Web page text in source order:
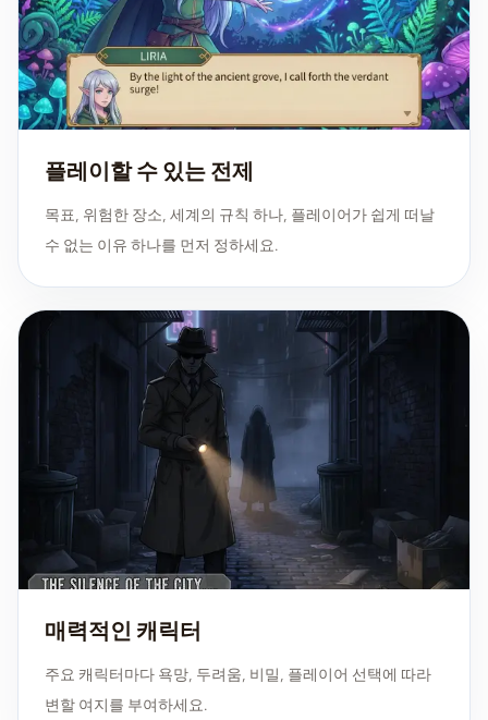
플레이할 수 있는 전제
목표, 위험한 장소, 세계의 규칙 하나, 플레이어가 쉽게 떠날
수 없는 이유 하나를 먼저 정하세요.
매력적인 캐릭터
주요 캐릭터마다 욕망, 두려움, 비밀, 플레이어 선택에 따라
변할 여지를 부여하세요.